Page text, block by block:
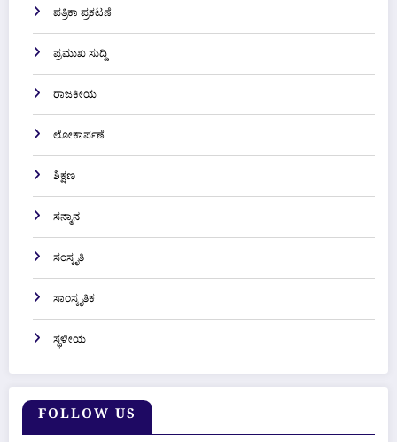
ಪತ್ರಿಕಾ ಪ್ರಕಟಣೆ
ಪ್ರಮುಖ ಸುದ್ದಿ
ರಾಜಕೀಯ
ಲೋಕಾರ್ಪಣೆ
ಶಿಕ್ಷಣ
ಸನ್ಮಾನ
ಸಂಸ್ಕೃತಿ
ಸಾಂಸ್ಕೃತಿಕ
ಸ್ಥಳೀಯ
FOLLOW US